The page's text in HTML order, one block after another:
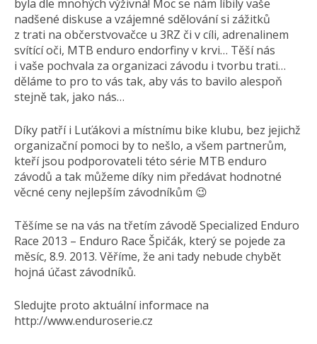
byla dle mnohých výživná! Moc se nám líbily vaše
nadšené diskuse a vzájemné sdělování si zážitků
z trati na občerstvovačce u 3RZ či v cíli, adrenalinem
svítící oči, MTB enduro endorfiny v krvi… Těší nás
i vaše pochvala za organizaci závodu i tvorbu trati…
děláme to pro to vás tak, aby vás to bavilo alespoň
stejně tak, jako nás…
Díky patří i Luťákovi a místnímu bike klubu, bez jejichž
organizační pomoci by to nešlo, a všem partnerům,
kteří jsou podporovateli této série MTB enduro
závodů a tak můžeme díky nim předávat hodnotné
věcné ceny nejlepším závodníkům 😉
Těšíme se na vás na třetím závodě Specialized Enduro
Race 2013 – Enduro Race Špičák, který se pojede za
měsíc, 8.9. 2013. Věříme, že ani tady nebude chybět
hojná účast závodníků.
Sledujte proto aktuální informace na
http://www.enduroserie.cz